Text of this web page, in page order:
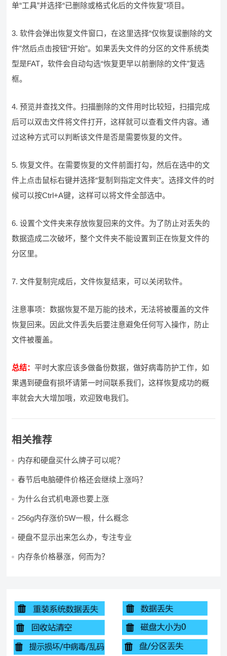
单“工具”并选择“已删除或格式化后的文件恢复”项目。
3. 软件会弹出恢复文件窗口，在这里选择“仅恢复误删除的文
件”然后点击按钮“开始”。如果丢失文件的分区的文件系统类
型是FAT，软件会自动勾选“恢复更早以前删除的文件”复选
框。
4. 预览并查找文件。扫描删除的文件用时比较短，扫描完成
后可以双击文件将文件打开，这样就可以查看文件内容。通
过这种方式可以判断该文件是否是需要恢复的文件。
5. 恢复文件。在需要恢复的文件前面打勾，然后在选中的文
件上点击鼠标右键并选择“复制到指定文件夹”。选择文件的时
候可以按Ctrl+A键，这样可以将文件全部选中。
6. 设置个文件夹来存放恢复回来的文件。为了防止对丢失的
数据造成二次破坏，整个文件夹不能设置到正在恢复文件的
分区里。
7. 文件复制完成后，文件恢复结束，可以关闭软件。
注意事项：数据恢复不是万能的技术，无法将被覆盖的文件
恢复回来。因此文件丢失后要注意避免任何写入操作，防止
文件被覆盖。
总结：平时大家应该多做备份数据，做好病毒防护工作，如
果遇到硬盘有损坏请第一时间联系我们，这样恢复成功的概
率就会大大增加哦，欢迎致电我们。
相关推荐
内存和硬盘买什么牌子可以呢？
春节后电脑硬件价格还会继续上涨吗？
为什么台式机电源也要上涨
256g内存涨价5W一根，什么概念
硬盘不显示出来怎么办，专注专业
内存条价格暴涨，何而为？